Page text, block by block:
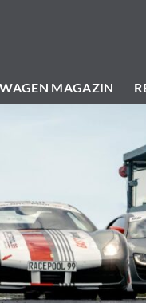
MAGAZIN